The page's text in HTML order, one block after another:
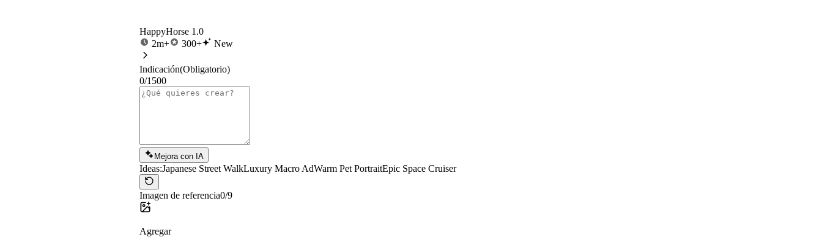
HappyHorse 1.0
2m+
300+ New
Indicación(Obligatorio)
0/1500
Mejora con IA
Ideas:Japanese Street WalkLuxury Macro AdWarm Pet PortraitEpic Space Cruiser
Imagen de referencia0/9
Agregar